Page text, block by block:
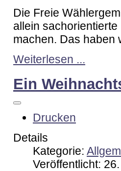
Die Freie
allein
machen. Das haben
Weiterlesen ...
Ein
Drucken
Details
Kategorie:
Veröffentlicht: